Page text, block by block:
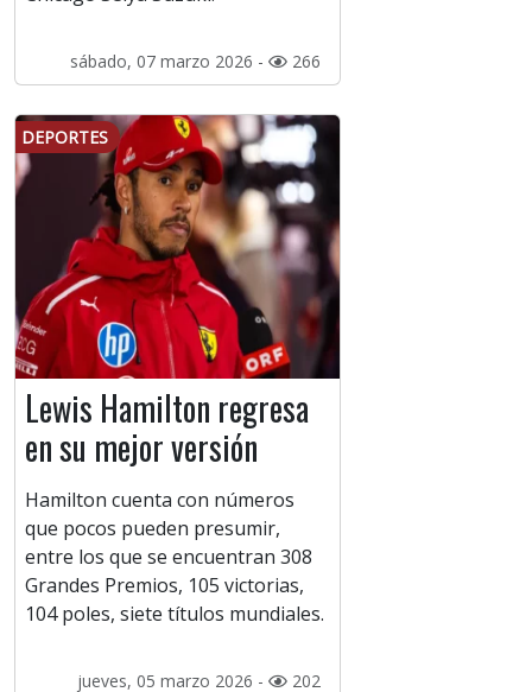
sábado, 07 marzo 2026 - 266
DEPORTES
Lewis Hamilton regresa
en su mejor versión
Hamilton cuenta con números
que pocos pueden presumir,
entre los que se encuentran 308
Grandes Premios, 105 victorias,
104 poles, siete títulos mundiales.
jueves, 05 marzo 2026 - 202